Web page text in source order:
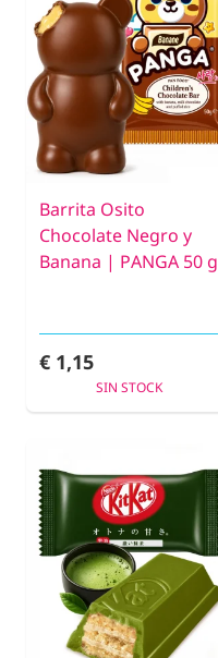
Barrita Osito
Chocolate Negro y
Banana | PANGA 50 g
€ 1,15
SIN STOCK